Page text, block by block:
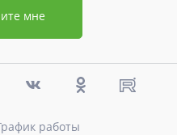
мне
работы